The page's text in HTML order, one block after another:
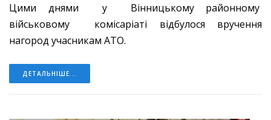
Цими днями у Вінницькому районному
військовому комісаріаті відбулося вручення
нагород учасникам АТО.
ДЕТАЛЬНІШЕ...